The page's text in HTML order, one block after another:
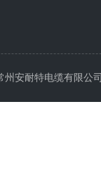
州安耐特电缆有限